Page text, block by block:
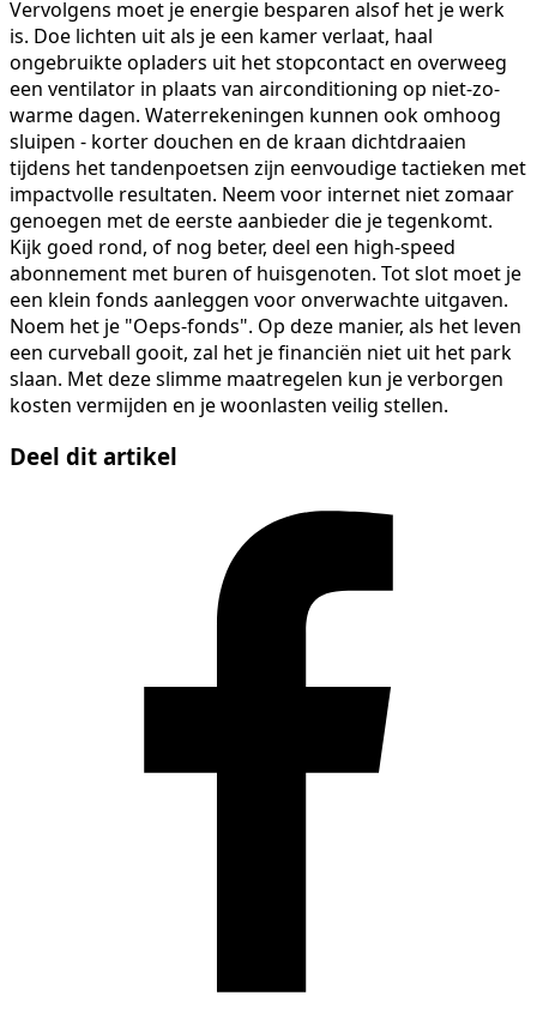
Vervolgens moet je energie besparen alsof het je werk
is. Doe lichten uit als je een kamer verlaat, haal
ongebruikte opladers uit het stopcontact en overweeg
een ventilator in plaats van airconditioning op niet-zo-
warme dagen. Waterrekeningen kunnen ook omhoog
sluipen - korter douchen en de kraan dichtdraaien
tijdens het tandenpoetsen zijn eenvoudige tactieken met
impactvolle resultaten. Neem voor internet niet zomaar
genoegen met de eerste aanbieder die je tegenkomt.
Kijk goed rond, of nog beter, deel een high-speed
abonnement met buren of huisgenoten. Tot slot moet je
een klein fonds aanleggen voor onverwachte uitgaven.
Noem het je "Oeps-fonds". Op deze manier, als het leven
een curveball gooit, zal het je financiën niet uit het park
slaan. Met deze slimme maatregelen kun je verborgen
kosten vermijden en je woonlasten veilig stellen.
Deel dit artikel